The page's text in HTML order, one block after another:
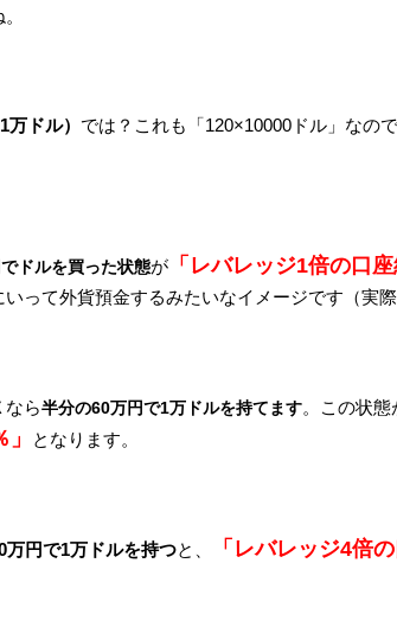
万ドル） では？これも「120×10000ドル」なので
ドルを買った状態が 「 レバレッジ1倍の口座
って外貨預金するみたいなイメージです（実際
なら半分の60万円で1万ドルを持てます。この状態
となります。
万円で1万ドルを持つと、 「 レバレッジ4倍